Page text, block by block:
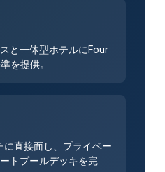
と一体型ホテルにFour
を提供。
直接面し、プライベー
トプールデッキを完